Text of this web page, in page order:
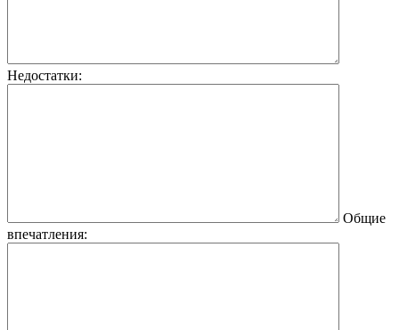
Недостатки:
Общие
впечатления: